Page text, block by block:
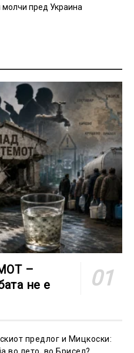
молчи пред Украина
–
не е
предлог и Мицкоски:
во лето, во Брисел?